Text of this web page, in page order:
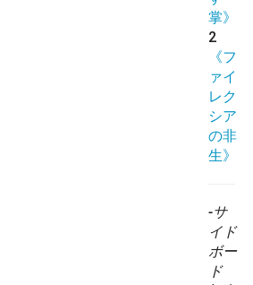
掌》
2
《フ
ァイ
レク
シア
の非
生》
-サ
イド
ボー
ド